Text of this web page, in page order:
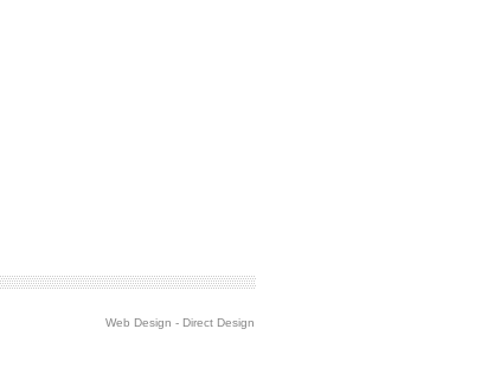
Web Design - Direct Design